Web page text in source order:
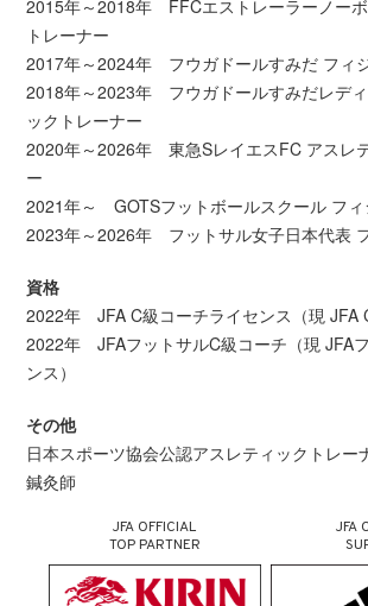
2015年～2018年 FFCエストレーラーノー
トレーナー
2017年～2024年 フウガドールすみだ フィ
2018年～2023年 フウガドールすみだレデ
ックトレーナー
2020年～2026年 東急SレイエスFC アスレ
ー
2021年～ GOTSフットボールスクール フィ
2023年～2026年 フットサル女子日本代表
資格
2022年 JFA C級コーチライセンス（現 JFA
2022年 JFAフットサルC級コーチ（現 JFA
ンス）
その他
日本スポーツ協会公認アスレティックトレー
鍼灸師
JFA OFFICIAL
TOP PARTNER
JFA